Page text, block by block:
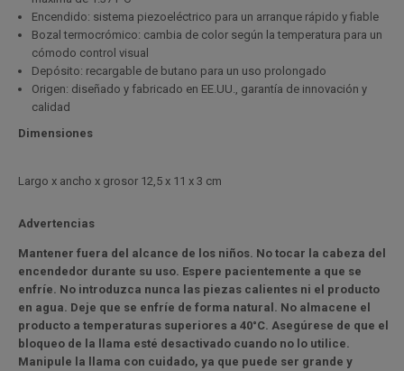
Encendido: sistema piezoeléctrico para un arranque rápido y fiable
Bozal termocrómico: cambia de color según la temperatura para un
cómodo control visual
Depósito: recargable de butano para un uso prolongado
Origen: diseñado y fabricado en EE.UU., garantía de innovación y
calidad
Dimensiones
Largo x ancho x grosor 12,5 x 11 x 3 cm
Advertencias
Mantener fuera del alcance de los niños. No tocar la cabeza del
encendedor durante su uso. Espere pacientemente a que se
enfríe. No introduzca nunca las piezas calientes ni el producto
en agua. Deje que se enfríe de forma natural. No almacene el
producto a temperaturas superiores a 40°C. Asegúrese de que el
bloqueo de la llama esté desactivado cuando no lo utilice.
Manipule la llama con cuidado, ya que puede ser grande y